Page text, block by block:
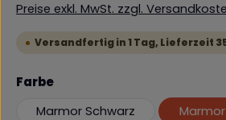
Preise exkl. MwSt. zzgl.
Versandfertig in 1 Tag, Lieferzeit
Farbeauswählen
Marmor Schwarz